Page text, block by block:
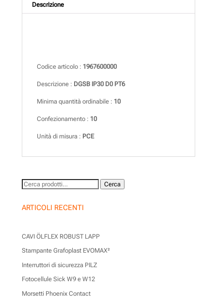
Descrizione
Codice articolo : 1967600000
Descrizione : DGSB IP30 D0 PT6
Minima quantità ordinabile : 10
Confezionamento : 10
Unità di misura : PCE
Cerca: Cerca
ARTICOLI RECENTI
CAVI ÖLFLEX ROBUST LAPP
Stampante Grafoplast EVOMAX²
Interruttori di sicurezza PILZ
Fotocellule Sick W9 e W12
Morsetti Phoenix Contact